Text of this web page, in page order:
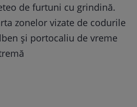
de furtuni cu grindină.
zonelor vizate de codurile
și portocaliu de vreme